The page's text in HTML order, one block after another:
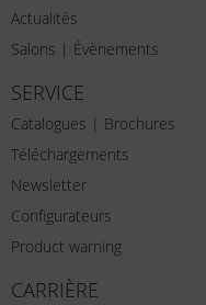
Actualités
Salons | Évènements
SERVICE
Catalogues | Brochures
Téléchargements
Newsletter
Configurateurs
Product warning
CARRIÈRE